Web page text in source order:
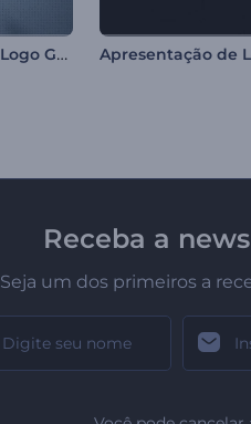
Revelação de Logo Geométrico 3D
Receba a
Seja um dos primeiros a